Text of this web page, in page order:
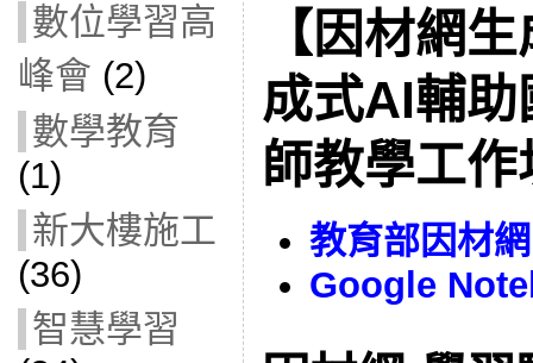
數位學習高
峰會 (2)
數學教育
(1)
新大樓施工
(36)
智慧學習
【因材網
成式AI輔
師教學工作
教育部因材網
Google